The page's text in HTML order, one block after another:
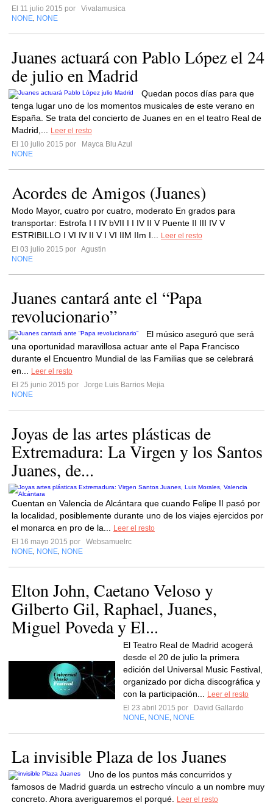
El 11 julio 2015 por
Vivalamusica
NONE NONE
Juanes actuará con Pablo López el 24
de julio en Madrid
Quedan pocos días para que
tenga lugar uno de los momentos musicales de este verano en
España. Se trata del concierto de Juanes en en el teatro Real de
Madrid,...
Leer el resto
El 10 julio 2015 por
Mayca Blu Azul
NONE
Acordes de Amigos (Juanes)
Modo Mayor, cuatro por cuatro, moderato En grados para
transportar: Estrofa I I IV bVII I I IV II V Puente II III IV V
ESTRIBILLO I VI IV II V I VI IIM IIm I...
Leer el resto
El 03 julio 2015 por Agustin
NONE
Juanes cantará ante el “Papa
revolucionario”
El músico aseguró que será
una oportunidad maravillosa actuar ante el Papa Francisco
durante el Encuentro Mundial de las Familias que se celebrará
en...
Leer el resto
El 25 junio 2015 por
Jorge Luis Barrios Mejia
NONE
Joyas de las artes plásticas de
Extremadura: La Virgen y los Santos
Juanes, de...
Cuentan en Valencia de Alcántara que cuando Felipe II pasó por
la localidad, posiblemente durante uno de los viajes ejercidos por
el monarca en pro de la...
Leer el resto
El 16 mayo 2015 por
Websamuelrc
NONE NONE NONE
Elton John, Caetano Veloso y
Gilberto Gil, Raphael, Juanes,
Miguel Poveda y El...
El Teatro Real de Madrid acogerá
desde el 20 de julio la primera
edición del Universal Music Festival,
organizado por dicha discográfica y
con la participación...
Leer el resto
El 23 abril 2015 por
David Gallardo
NONE NONE NONE
La invisible Plaza de los Juanes
Uno de los puntos más concurridos y
famosos de Madrid guarda un estrecho vínculo a un nombre muy
concreto. Ahora averiguaremos el porqué.
Leer el resto